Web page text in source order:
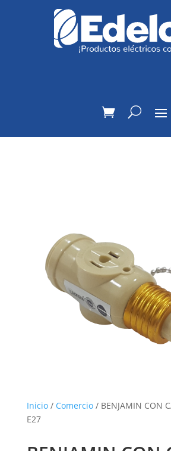
Inicio/ Comercio/ BENJAMIN CON
E27